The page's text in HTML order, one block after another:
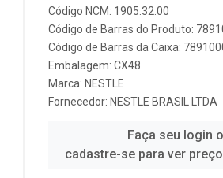
Código NCM: 1905.32.00
Código de Barras do Produto:
Código de Barras da Caixa:
Embalagem: CX48
Marca: NESTLE
Fornecedor: NESTLE BRASIL LTDA
Faça seu login
cadastre-se para ver